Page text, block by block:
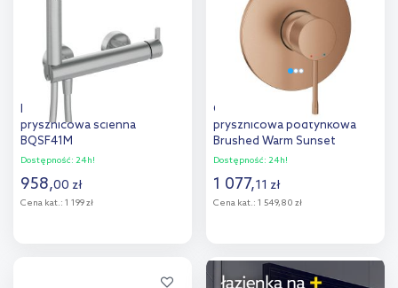
porównania
Deante Silia bateria
prysznicowa ścienna
BQSF41M
Dostępność: 24h!
958,00 zł
Cena kat.: 1 199 zł
Grohe Essence bateria
prysznicowa podtynkowa
Brushed Warm Sunset
24057DL1
Dostępność: 24h!
1 077,11 zł
Cena kat.: 1 549,80 zł
Dodaj do